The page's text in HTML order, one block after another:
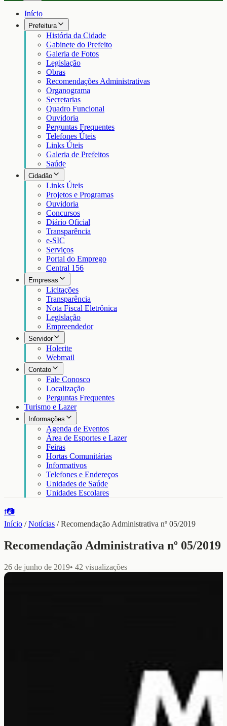
Início
Prefeitura
História da Cidade
Gabinete do Prefeito
Galeria de Fotos
Legislação
Obras
Recomendações Administrativas
Organograma
Secretarias
Quadro Funcional
Ouvidoria
Perguntas Frequentes
Telefones Úteis
Links Úteis
Galeria de Prefeitos
Saúde
Cidadão
Links Úteis
Projetos e Programas
Ouvidoria
Concursos
Diário Oficial
Transparência
e-SIC
Serviços
Portal do Emprego
Central 156
Empresas
Licitações
Transparência
Nota Fiscal Eletrônica
Legislação
Empreendedor
Servidor
Holerite
Webmail
Contato
Fale Conosco
Localização
Perguntas Frequentes
Turismo e Lazer
Informações
Agenda de Eventos
Área de Esportes e Lazer
Feiras
Hortas Comunitárias
Informativos
Telefones e Endereços
Unidades de Saúde
Unidades Escolares
f📷
Início /Notícias /Recomendação Administrativa nº 05/2019
Recomendação Administrativa nº 05/2019
26 de junho de 2019• 42 visualizações